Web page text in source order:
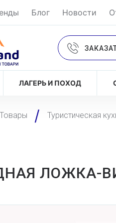
Блог Новости
ЛАГЕРЬ И ПОХОД
Товары Туристическая
ЛОЖКА-